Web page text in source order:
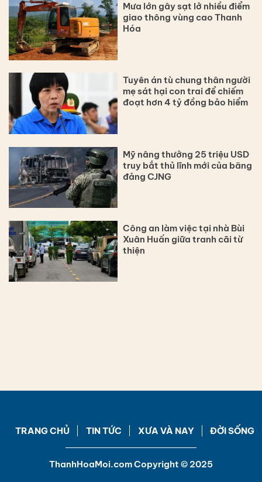
Mưa lớn gây sạt lở nhiều điểm
giao thông vùng cao Thanh
Hóa
Tuyên án tù chung thân người
mẹ sát hại con trai để chiếm
đoạt hơn 4 tỷ đồng bảo hiểm
Mỹ nâng thưởng 25 triệu USD
truy bắt thủ lĩnh mới của băng
đảng CJNG
Công an làm việc tại nhà Bùi
Xuân Huấn giữa tranh cãi từ
thiện
TRANG CHỦ TIN TỨC XƯA VÀ NAY ĐỜI SỐNG
ThanhHoaMoi.com Copyright © 2025